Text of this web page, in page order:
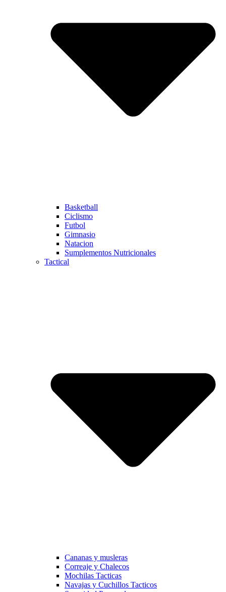
Basketball
Ciclismo
Futbol
Gimnasio
Natacion
Sumplementos Nutricionales
Tactical
Cananas y musleras
Correaje y Chalecos
Mochilas Tacticas
Navajas y Cuchillos Tacticos